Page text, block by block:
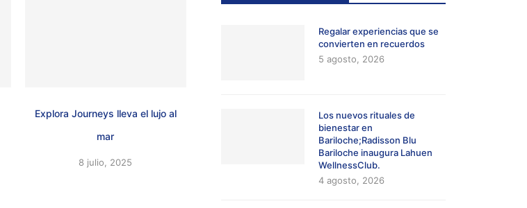
Explora Journeys lleva el lujo al
mar
8 julio, 2025
Island Princess marca regreso tras
“Caribe sin visa”: el crucero sin
Regalar experiencias que se
convierten en recuerdos
5 agosto, 2026
Los nuevos rituales de
bienestar en
Bariloche;Radisson Blu
Bariloche inaugura Lahuen
WellnessClub.
4 agosto, 2026